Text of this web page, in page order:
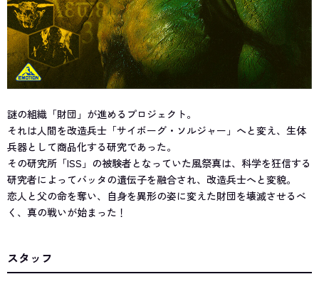
謎の組織「財団」が進めるプロジェクト。
それは人間を改造兵士「サイボーグ・ソルジャー」へと変え、生体
兵器として商品化する研究であった。
その研究所「ISS」の被験者となっていた風祭真は、科学を狂信する
研究者によってバッタの遺伝子を融合され、改造兵士へと変貌。
恋人と父の命を奪い、自身を異形の姿に変えた財団を壊滅させるべ
く、真の戦いが始まった！
スタッフ